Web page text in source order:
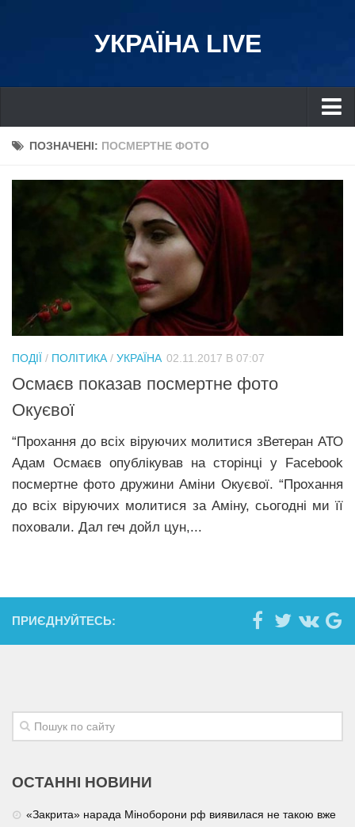
УКРАЇНА LIVE
Україна
Харків
Донбас
Одеса
Схід
Прикарпаття
Економіка
Політика
Світ
Цікаво
Наука
Рецепти
Привітання
Трагедії
Суспільство
Культура
ПОЗНАЧЕНІ: ПОСМЕРТНЕ ФОТО
ПОДІЇ / ПОЛІТИКА / УКРАЇНА 02.11.2017 В 07:07
Осмаєв показав посмертне фото
Окуєвої
“Прохання до всіх віруючих молитися зВетеран АТО
Адам Осмаєв опублікував на сторінці у Facebook
посмертне фото дружини Аміни Окуєвої. “Прохання
до всіх віруючих молитися за Аміну, сьогодні ми її
поховали. Дал геч дойл цун,...
ПРИЄДНУЙТЕСЬ:
ОСТАННІ НОВИНИ
«Закрита» нарада Міноборони рф виявилася не такою вже